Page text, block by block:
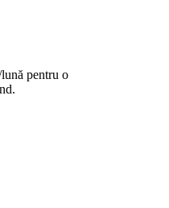
pentru o